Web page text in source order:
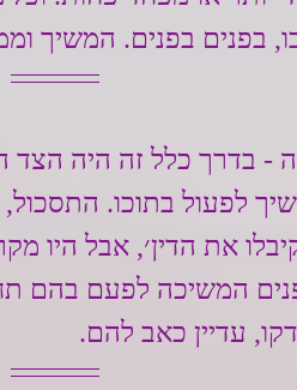
בפנים בפנים. המשיך
- בדרך כלל זה היה הצד
לפעול בתוכו.
את הדין׳, אבל היו
המשיכה לפעם בהם
עדיין כאב להם.